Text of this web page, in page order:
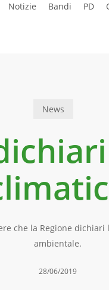
Notizie Bandi PD
News
che la Regione
ambientale.
28/06/2019